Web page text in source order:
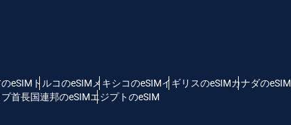
eSIM トルコのeSIM メキシコのeSIMイギリスのeSIMカナダのeSIM
首長国連邦のeSIMエジプトのeSIM
Deutsch